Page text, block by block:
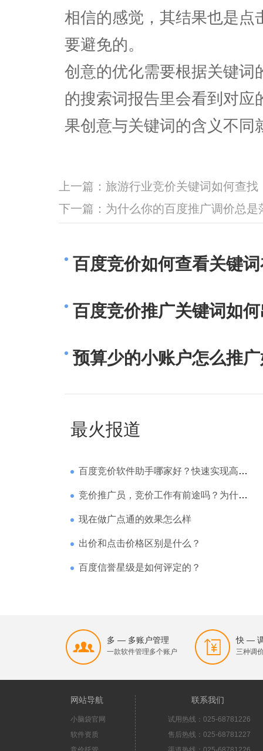
相信的感觉，其结果也是点
要避免的。
创意的优化需要根据关键词
的搜索词报告里会看到对
果创意与关键词的含义不同
上一篇： 旅游行业竞价关键词如何查找
下一篇： 为什么你的百度推广调价总是
百度竞价如何查看关键
百度竞价推广关键词如
预算少的小账户怎么推
最火报道
百度竞价软件助手哪家好？快速实现高回报哪家强？
竞价推广员，竞价工作有前途吗？为什么待遇那么高
现在做广点通的效果怎么样
出价和点击价格区别是什么？
百度信誉星级是如何评定的？
多 — 多账户管理
一款软件管理多个账户
快 —
三种调
网站导航
小脑袋官网
软件资质
联系我们
试用热线：025-68781226
售后热线：025-68781227